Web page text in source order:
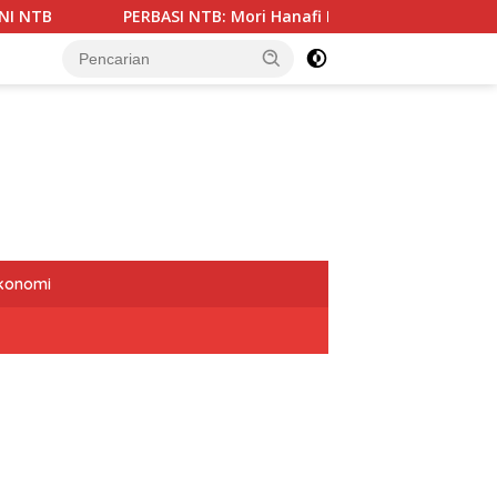
PERBASI NTB: Mori Hanafi Figur Tepat Kembali Pimpin KONI